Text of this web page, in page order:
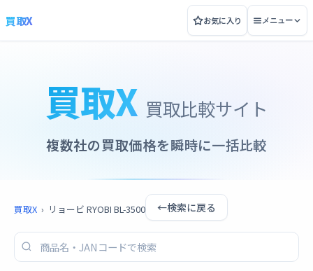
買取X お気に入り メニュー
買取X 買取比較サイト
複数社の買取価格を瞬時に一括比較
買取X › リョービ RYOBI BL-3500 ←検索に戻る